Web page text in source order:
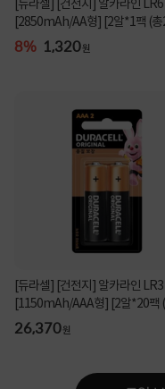
[듀라셀] [건전지] 알카라인 LR6
[2850mAh/AA형] [2알*1
8% 1,320원
[듀라셀] [건전지] 알카라인 LR3
[1150mAh/AAA형] [2알*20팩
알)]
26,370원